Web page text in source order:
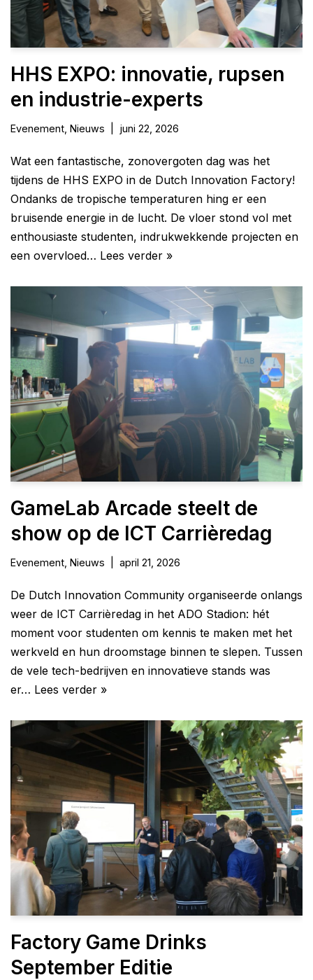
HHS EXPO: innovatie, rupsen
en industrie-experts
Evenement Nieuws juni 22, 2026
Wat een fantastische, zonovergoten dag was het
tijdens de HHS EXPO in de Dutch Innovation Factory!
Ondanks de tropische temperaturen hing er een
bruisende energie in de lucht. De vloer stond vol met
enthousiaste studenten, indrukwekkende projecten en
een overvloed… Lees verder »
GameLab Arcade steelt de
show op de ICT Carrièredag
Evenement Nieuws april 21, 2026
De Dutch Innovation Community organiseerde onlangs
weer de ICT Carrièredag in het ADO Stadion: hét
moment voor studenten om kennis te maken met het
werkveld en hun droomstage binnen te slepen. Tussen
de vele tech-bedrijven en innovatieve stands was
er… Lees verder »
Factory Game Drinks
September Editie